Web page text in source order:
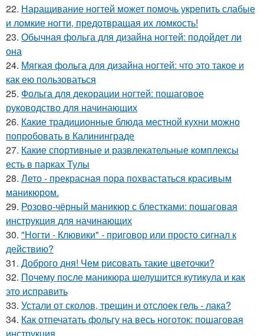
22. Наращивание ногтей может помочь укрепить слабые
и ломкие ногти, предотвращая их ломкость!
23. Обычная фольга для дизайна ногтей: подойдет ли
она
24. Мягкая фольга для дизайна ногтей: что это такое и
как ею пользоваться
25. Фольга для декорации ногтей: пошаговое
руководство для начинающих
26. Какие традиционные блюда местной кухни можно
попробовать в Калининграде
27. Какие спортивные и развлекательные комплексы
есть в парках Тулы
28. Лето - прекрасная пора похвастаться красивым
маникюром.
29. Розово-чёрный маникюр с блестками: пошаговая
инструкция для начинающих
30. "Ногти - Клювики" - приговор или просто сигнал к
действию?
31. Доброго дня! Чем рисовать такие цветочки?
32. Почему после маникюра шелушится кутикула и как
это исправить
33. Устали от сколов, трещин и отслоек гель - лака?
34. Как отпечатать фольгу на весь ноготок: пошаговая
инструкция